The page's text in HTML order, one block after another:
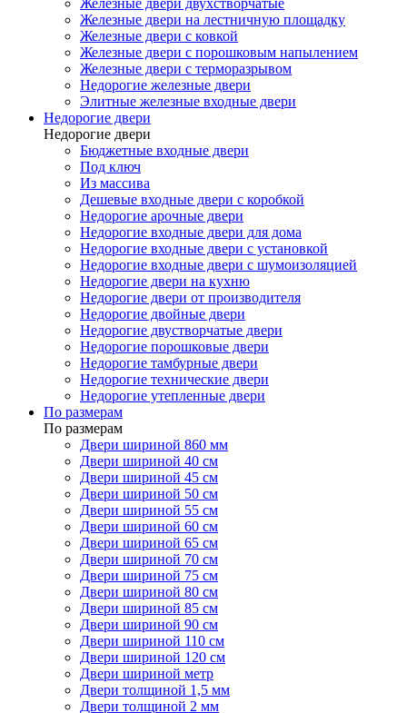
Железные двери двухстворчатые
Железные двери на лестничную площадку
Железные двери с ковкой
Железные двери с порошковым напылением
Железные двери с терморазрывом
Недорогие железные двери
Элитные железные входные двери
Недорогие двери
Недорогие двери
Бюджетные входные двери
Под ключ
Из массива
Дешевые входные двери с коробкой
Недорогие арочные двери
Недорогие входные двери для дома
Недорогие входные двери с установкой
Недорогие входные двери с шумоизоляцией
Недорогие двери на кухню
Недорогие двери от производителя
Недорогие двойные двери
Недорогие двустворчатые двери
Недорогие порошковые двери
Недорогие тамбурные двери
Недорогие технические двери
Недорогие утепленные двери
По размерам
По размерам
Двери шириной 860 мм
Двери шириной 40 см
Двери шириной 45 см
Двери шириной 50 см
Двери шириной 55 см
Двери шириной 60 см
Двери шириной 65 см
Двери шириной 70 см
Двери шириной 75 см
Двери шириной 80 см
Двери шириной 85 см
Двери шириной 90 см
Двери шириной 110 см
Двери шириной 120 см
Двери шириной метр
Двери толщиной 1,5 мм
Двери толщиной 2 мм